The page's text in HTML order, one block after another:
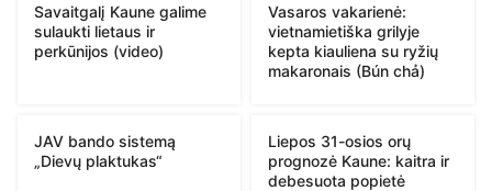
Savaitgalį Kaune galime
sulaukti lietaus ir
perkūnijos (video)
Vasaros vakarienė:
vietnamietiška grilyje
kepta kiauliena su ryžių
makaronais (Bún chả)
JAV bando sistemą
„Dievų plaktukas“
Liepos 31-osios orų
prognozė Kaune: kaitra ir
debesuota popietė